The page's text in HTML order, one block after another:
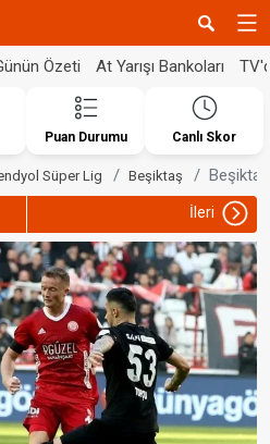
Özeti At Yarışı Bankoları
Puan Durumu Canlı Skor
Süper Lig Beşiktaş
İleri